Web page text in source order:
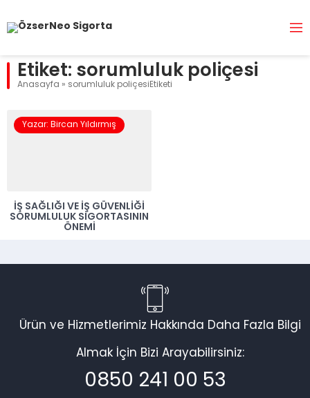
Etiket: sorumluluk poliçesi
Anasayfa » sorumluluk poliçesiEtiketi
Yazar: Bircan Yıldırmış
İŞ SAĞLIĞI VE İŞ GÜVENLIĞI
SORUMLULUK SIGORTASININ
ÖNEMI
Ürün ve Hizmetlerimiz Hakkında Daha Fazla Bilgi
Almak İçin Bizi Arayabilirsiniz:
0850 241 00 53